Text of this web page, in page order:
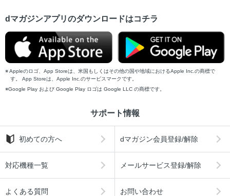
dマガジンアプリのダウンロードはコチラ
Appleのロゴ、App Storeは、米国もしくはその他の国や地域におけるApple Inc.の商標で
す。 App Storeは、Apple Inc.のサービスマークです。
Google Play および Google Play ロゴは Google LLC の商標です。
サポート情報
初めての方へ dマガジン会員登録/解除
対応機種一覧 メールサービス登録/解除
よくある質問 お問い合わせ